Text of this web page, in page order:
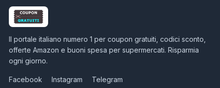
Il portale italiano numero 1 per coupon gratuiti, codici sconto,
offerte Amazon e buoni spesa per supermercati. Risparmia
ogni giorno.
Facebook Instagram Telegram